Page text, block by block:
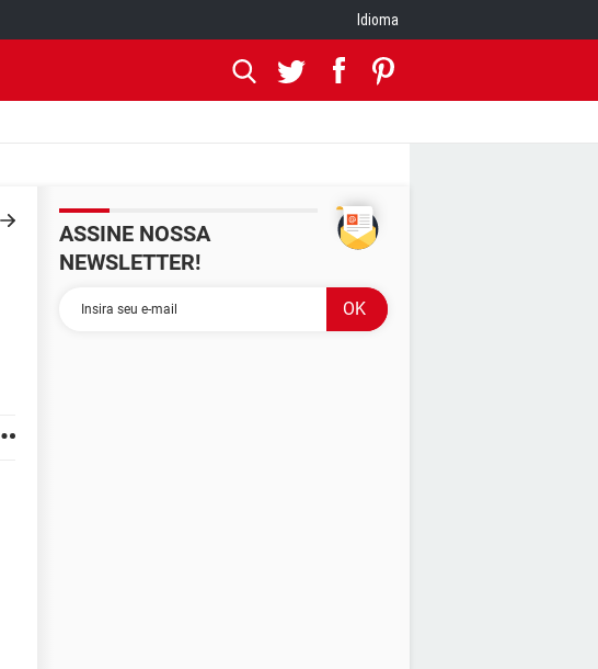
Idioma
ASSINE NOSSA
NEWSLETTER!